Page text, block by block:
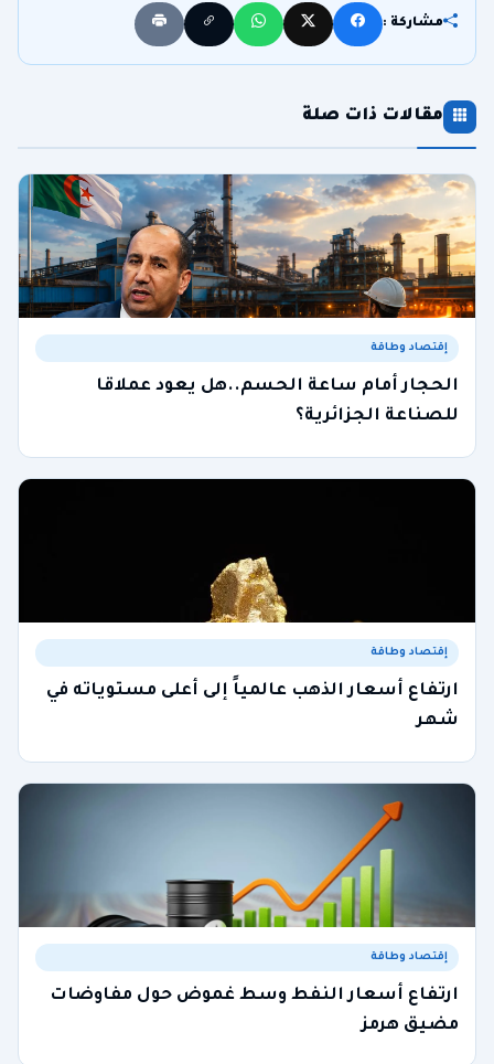
مشاركة :
مقالات ذات صلة
إقتصاد وطاقة
الحجار أمام ساعة الحسم..هل يعود عملاقا
للصناعة الجزائرية؟
إقتصاد وطاقة
ارتفاع أسعار الذهب عالمياً إلى أعلى مستوياته في
شهر
إقتصاد وطاقة
ارتفاع أسعار النفط وسط غموض حول مفاوضات
مضيق هرمز